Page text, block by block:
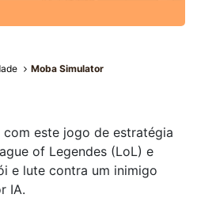
Moba Simulator
este jogo de estratégia
of Legendes (LoL) e
e lute contra um inimigo
IA.